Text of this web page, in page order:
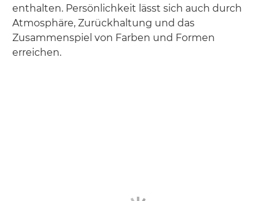
enthalten. Persönlichkeit lässt sich auch durch
Atmosphäre, Zurückhaltung und das
Zusammenspiel von Farben und Formen
erreichen.